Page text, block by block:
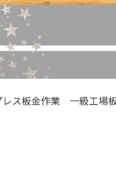
ス板金作業 一級工場